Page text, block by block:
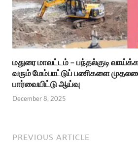
மதுரை மாவட்டம் – பந்தல்குடி
வரும் மேம்பாட்டுப் பணிகளை
பார்வையிட்டு ஆய்வு
December 8, 2025
PREVIOUS ARTICLE